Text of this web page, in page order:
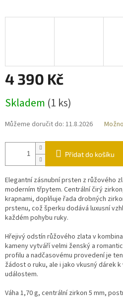
4 390 Kč
cena:
Skladem (1 ks)
Můžeme doručit do: 11.8.2026
Přidat do košíku
Elegantní zásnubní prsten z růžového
moderním třpytem. Centrální čirý
krapnami, doplňuje řada drobných
prstenu, což šperku dodává luxusní
každém pohybu ruky.
Hřejivý odstín růžového zlata v
kameny vytváří velmi ženský a
profilu a nadčasovému provedení je
žádost o ruku, ale i jako vkusný dárek
událostem.
Váha 1,70 g, centrální zirkon 5 mm,